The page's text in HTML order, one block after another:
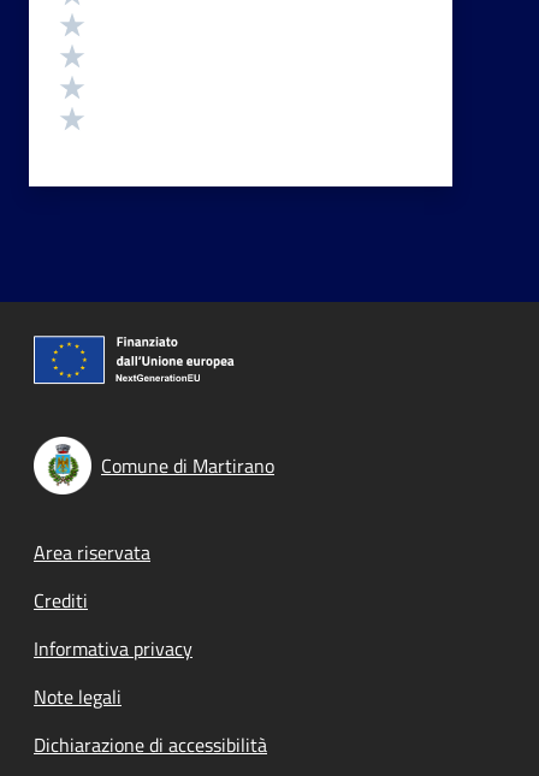
Comune di Martirano
Footer menu
Area riservata
Crediti
Informativa privacy
Note legali
Dichiarazione di accessibilità